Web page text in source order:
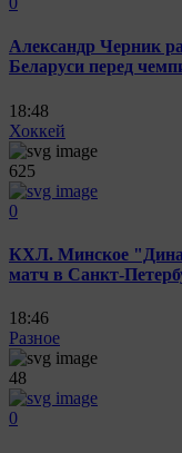
Александр Черник
Беларуси перед
18:48
Хоккей
625
0
КХЛ. Минское
матч в Санкт-
18:46
Разное
48
0